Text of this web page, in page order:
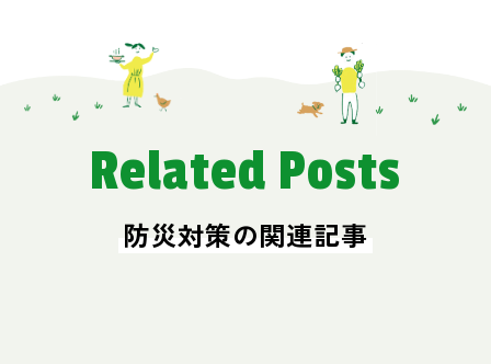
Related Posts
防災対策の関連記事